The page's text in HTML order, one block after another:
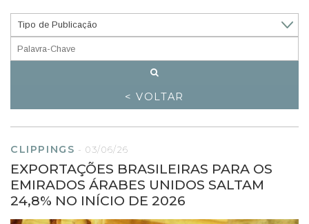
< VOLTAR
CLIPPINGS -03/06/26
EXPORTAÇÕES BRASILEIRAS PARA OS
EMIRADOS ÁRABES UNIDOS SALTAM
24,8% NO INÍCIO DE 2026